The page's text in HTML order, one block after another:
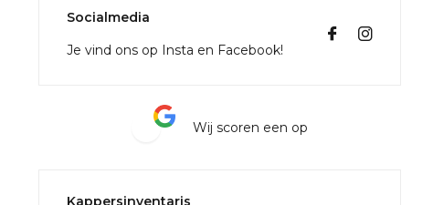
Socialmedia
Je vind ons op Insta en Facebook!
Wij scoren een op
Kappersinventaris